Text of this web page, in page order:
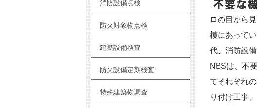
ロの目から
模にあって
代、消防設
NBSは、不
てそれぞれ
り付け工事
消防設備点検
防火対象物点検
建築設備検査
防火設備定期検査
特殊建築物調査